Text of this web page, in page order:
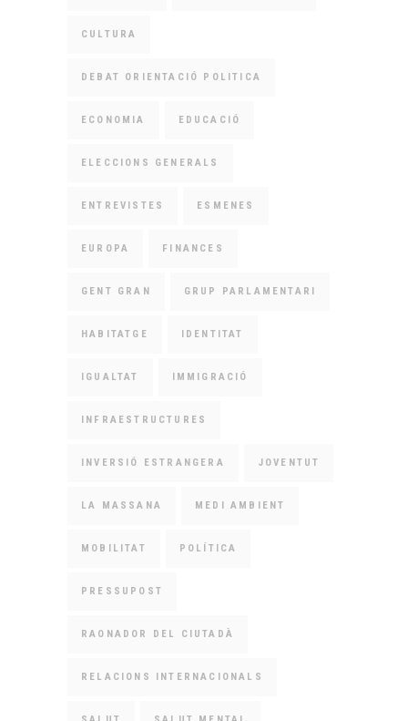
CULTURA
DEBAT ORIENTACIÓ POLITICA
ECONOMIA EDUCACIÓ
ELECCIONS GENERALS
ENTREVISTES ESMENES
EUROPA FINANCES
GENT GRAN GRUP PARLAMENTARI
HABITATGE IDENTITAT
IGUALTAT IMMIGRACIÓ
INFRAESTRUCTURES
INVERSIÓ ESTRANGERA JOVENTUT
LA MASSANA MEDI AMBIENT
MOBILITAT POLÍTICA
PRESSUPOST
RAONADOR DEL CIUTADÀ
RELACIONS INTERNACIONALS